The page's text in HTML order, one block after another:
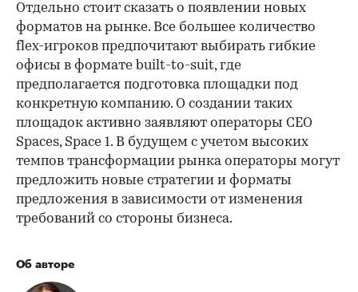
Отдельно стоит сказать о появлении новых
форматов на рынке. Все большее количество
flex-игроков предпочитают выбирать гибкие
офисы в формате built-to-suit, где
предполагается подготовка площадки под
конкретную компанию. О создании таких
площадок активно заявляют операторы CEO
Spaces, Space 1. В будущем с учетом высоких
темпов трансформации рынка операторы могут
предложить новые стратегии и форматы
предложения в зависимости от изменения
требований со стороны бизнеса.
Об авторе